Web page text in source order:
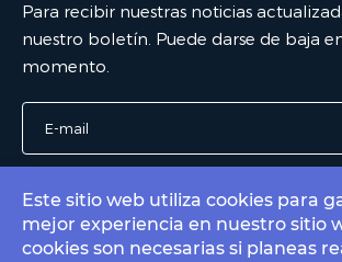
Para recibir nuestras noticias
nuestro boletín. Puede darse de baja
momento.
© 2022 Bitcoin Mexico - El mejor portal
Este sitio web utiliza cookies para
mejor experiencia en nuestro sitio
cookies son necesarias si planeas